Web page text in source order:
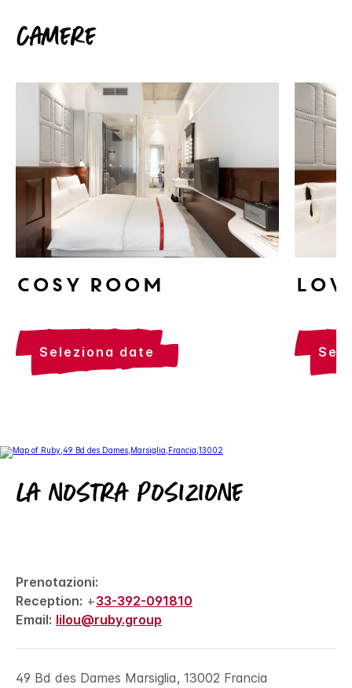
Camere
Cosy Room
seleziona date
La nostra posizione
Prenotazioni:
Reception: +33-392-091810
Email: lilou@ruby.group
49 Bd des Dames Marsiglia, 13002 Francia